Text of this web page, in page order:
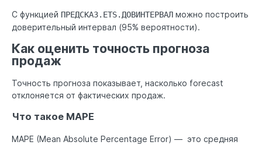
С функцией ПРЕДСКАЗ.ETS.ДОВИНТЕРВАЛ можно построить
доверительный интервал (95% вероятности).
Как оценить точность прогноза
продаж
Точность прогноза показывает, насколько forecast
отклоняется от фактических продаж.
Что такое MAPE
MAPE (Mean Absolute Percentage Error) — это средняя